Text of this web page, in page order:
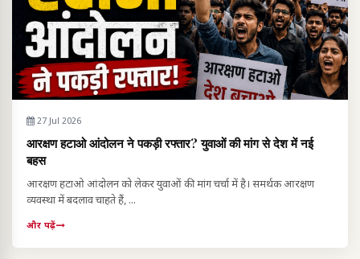
27 Jul 2026
आरक्षण हटाओ आंदोलन ने पकड़ी रफ्तार? युवाओं की मांग से देश में नई
बहस
आरक्षण हटाओ आंदोलन को लेकर युवाओं की मांग चर्चा में है। समर्थक आरक्षण
व्यवस्था में बदलाव चाहते हैं, ...
और पढ़ें